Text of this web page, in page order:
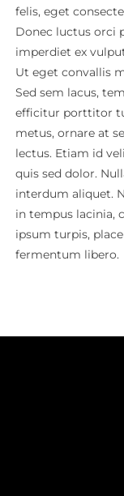
felis, eget
Donec luctus orci
imperdiet ex
Ut eget convallis
Sed sem lacus,
efficitur porttitor
metus, ornare at
lectus. Etiam id
quis sed dolor.
interdum aliquet.
in tempus lacinia,
ipsum turpis,
fermentum libero.